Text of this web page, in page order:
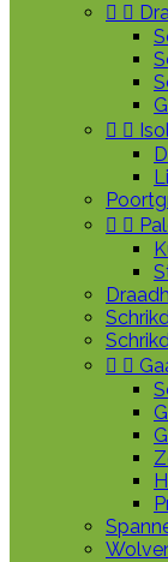
 
 
 
 